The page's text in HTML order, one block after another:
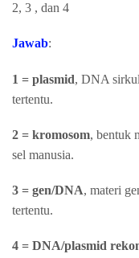
2, 3 , dan 4
Jawab:
1 = plasmid, DNA
tertentu.
2 = kromosom, bentuk
sel manusia.
3 = gen/DNA, materi
tertentu.
4 = DNA/plasmid